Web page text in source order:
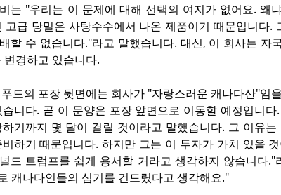
는 "우리는 이 문제에 대해 선택의 여지가 없어요. 왜
고급 당밀은 사탕수수에서 나온 제품이기 때문입니다.
할 수 없습니다."라고 말했습니다. 대신, 이 회사는 자
변경하고 있습니다.
드의 포장 뒷면에는 회사가 "자랑스러운 캐나다산"임
니다. 곧 이 문양은 포장 앞면으로 이동할 예정입니
기까지 몇 달이 걸릴 것이라고 말했습니다. 그 이유
하기 때문입니다. 하지만 그는 이 투자가 가치 있을
드 트럼프를 쉽게 용서할 거라고 생각하지 않습니다."
캐나다인들의 심기를 건드렸다고 생각해요."